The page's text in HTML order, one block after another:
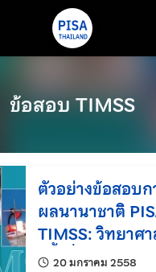
ข้อสอบ TIMSS
ตัวอย่างข้อสอบก
ผลนานาชาติ
TIMSS: วิทยาศ
ครั้งที่ 2
20 มกราคม 2558แก้ไ